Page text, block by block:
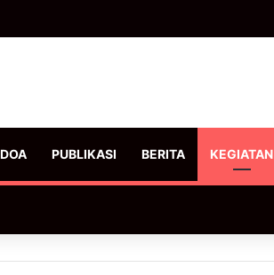
PUBLIKASI BERITA KEGIATAN